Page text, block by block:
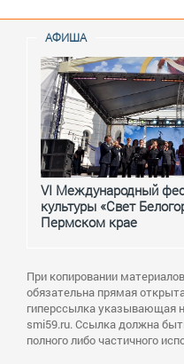
АФИША
VI Международный
культуры «Свет
Пермском крае
При копировании
обязательна прямая
гиперссылка указывающая
smi59.ru. Ссылка должна
полного либо частичного